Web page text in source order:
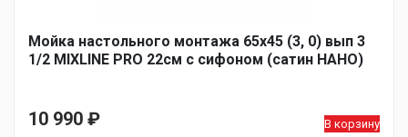
Мойка настольного монтажа 65х45 (3, 0) вып 3
1/2 MIXLINE PRO 22см с сифоном (сатин НАНО)
10 990 ₽ В корзину